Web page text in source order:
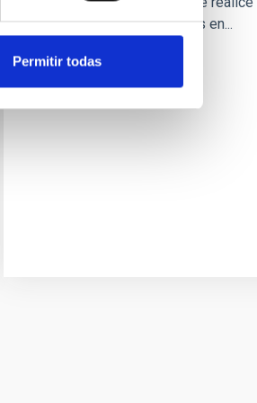
Permitir todas
corta de dos a tres meses en...